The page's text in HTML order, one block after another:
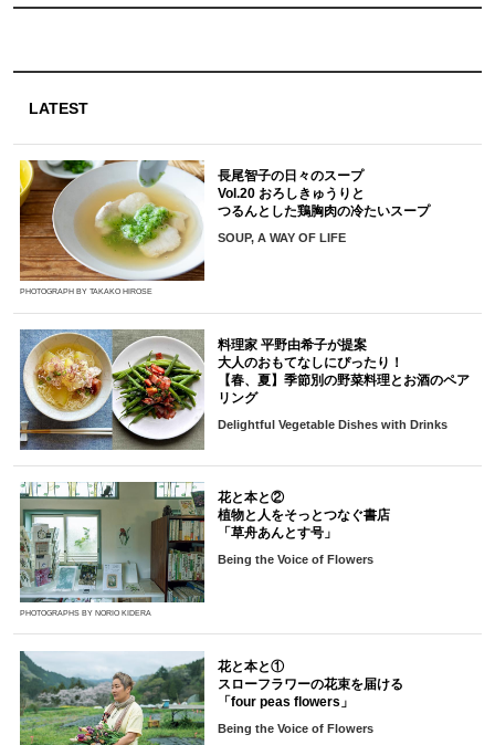
LATEST
PHOTOGRAPH BY TAKAKO HIROSE
長尾智子の日々のスープ
Vol.20 おろしきゅうりと
つるんとした鶏胸肉の冷たいスープ
SOUP, A WAY OF LIFE
料理家 平野由希子が提案
大人のおもてなしにぴったり！
【春、夏】季節別の野菜料理とお酒のペア
リング
Delightful Vegetable Dishes with Drinks
PHOTOGRAPHS BY NORIO KIDERA
花と本と②
植物と人をそっとつなぐ書店
「草舟あんとす号」
Being the Voice of Flowers
花と本と①
スローフラワーの花束を届ける
「four peas flowers」
Being the Voice of Flowers